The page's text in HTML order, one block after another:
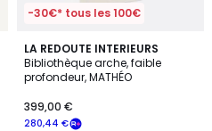
-30€* tous les 100€
LA REDOUTE INTERIEURS
Bibliothèque arche, faible
profondeur, MATHÉO
280,44 €
399,00 €